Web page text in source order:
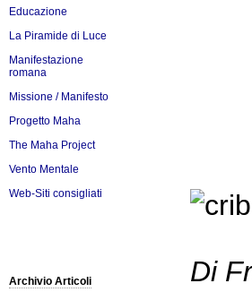
Educazione
La Piramide di Luce
Manifestazione
romana
Missione / Manifesto
Progetto Maha
The Maha Project
Vento Mentale
Web-Siti consigliati
Archivio Articoli
Di